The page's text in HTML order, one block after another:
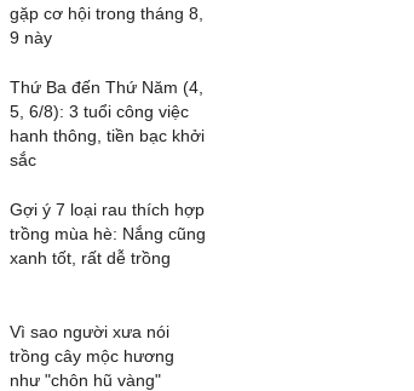
gặp cơ hội trong tháng 8,
9 này
Thứ Ba đến Thứ Năm (4,
5, 6/8): 3 tuổi công việc
hanh thông, tiền bạc khởi
sắc
Gợi ý 7 loại rau thích hợp
trồng mùa hè: Nắng cũng
xanh tốt, rất dễ trồng
Vì sao người xưa nói
trồng cây mộc hương
như "chôn hũ vàng"